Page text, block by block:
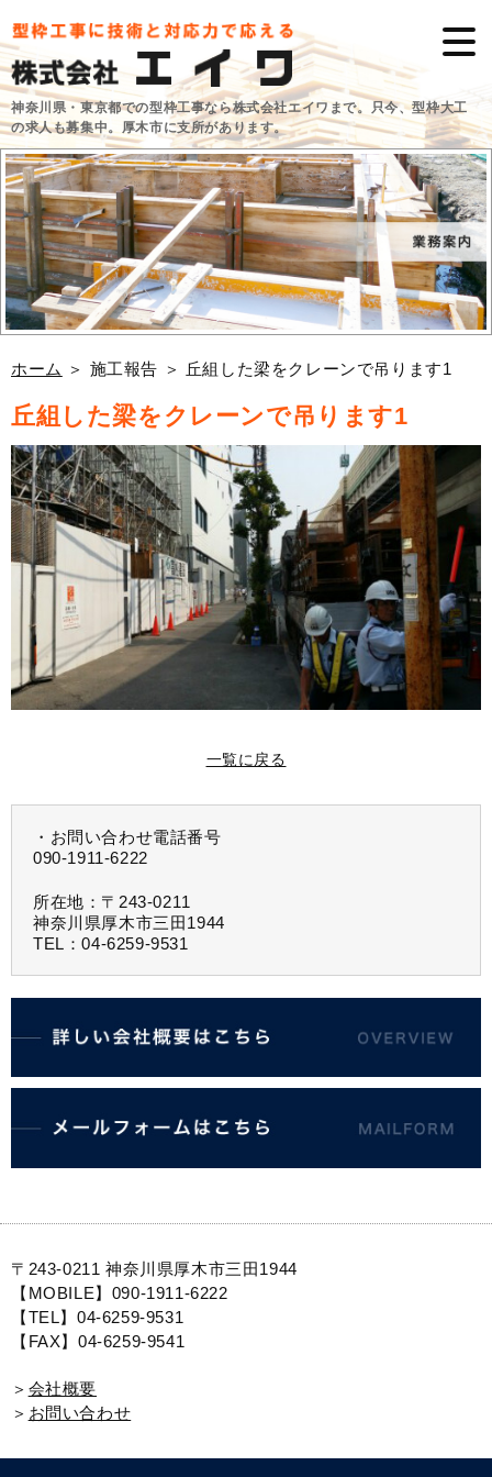
神奈川県・東京都での型枠工事なら株式会社エイワまで。只今、型枠大工
の求人も募集中。厚木市に支所があります。
ホーム ＞ 施工報告 ＞ 丘組した梁をクレーンで吊ります1
丘組した梁をクレーンで吊ります1
一覧に戻る
・お問い合わせ電話番号
090-1911-6222
所在地：〒243-0211
神奈川県厚木市三田1944
TEL：04-6259-9531
〒243-0211 神奈川県厚木市三田1944
【MOBILE】090-1911-6222
【TEL】04-6259-9531
【FAX】04-6259-9541
＞ 会社概要
＞ お問い合わせ